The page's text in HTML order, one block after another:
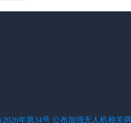
年第34号 公布加强无人机相关